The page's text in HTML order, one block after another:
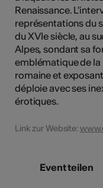
Renaissance.
représentations du
du XVIe siècle, au
Alpes, sondant sa
emblématique de la
romaine et
déploie avec ses
érotiques.
Link zur Website:
Event teilen